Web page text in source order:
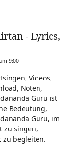
- Lyrics,
9:00
Videos,
Noten,
Guru ist
Bedeutung,
Guru, im
zu singen,
zu begleiten.